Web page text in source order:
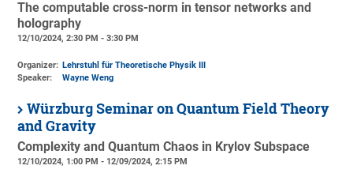
The computable cross-norm in tensor networks and
holography
12/10/2024, 2:30 PM - 3:30 PM
Organizer: Lehrstuhl für Theoretische Physik III
Speaker:
Wayne Weng
Würzburg Seminar on Quantum Field Theory
and Gravity
Complexity and Quantum Chaos in Krylov Subspace
12/10/2024, 1:00 PM - 12/09/2024, 2:15 PM